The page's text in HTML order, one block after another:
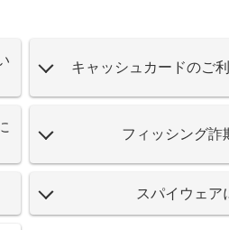
キャッシュカードのご
フィッシング詐
スパイウェア